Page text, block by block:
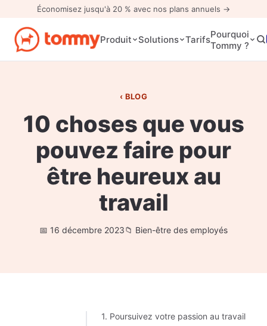
Économisez jusqu'à 20 % avec nos plans annuels →
Produit Solutions TarifsPourquoi
Tommy ?
BLOG
10 choses que vous
pouvez faire pour
être heureux au
travail
16 décembre 2023 Bien-être des employés
1. Poursuivez votre passion au travail